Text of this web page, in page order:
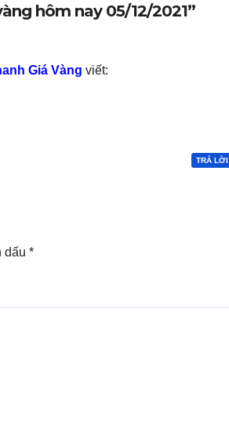
hôm nay 05/12/2021”
Giá Vàng viết:
TRẢ LỜI
dấu *